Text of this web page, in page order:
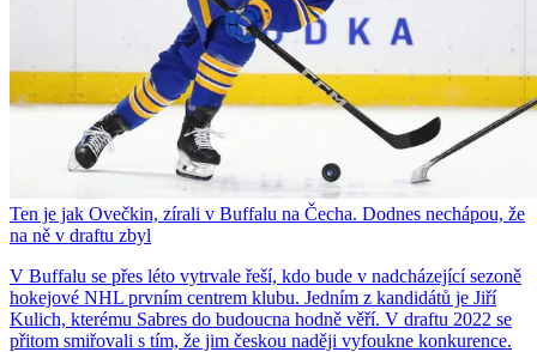
Ten je jak Ovečkin, zírali v Buffalu na Čecha. Dodnes nechápou, že
na ně v draftu zbyl
V Buffalu se přes léto vytrvale řeší, kdo bude v nadcházející sezoně
hokejové NHL prvním centrem klubu. Jedním z kandidátů je Jiří
Kulich, kterému Sabres do budoucna hodně věří. V draftu 2022 se
přitom smiřovali s tím, že jim českou naději vyfoukne konkurence.